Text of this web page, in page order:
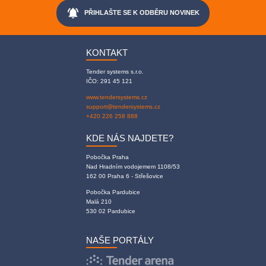
notifications_active PŘIHLAŠTE SE K ODBĚRU NOVINEK
KONTAKT
Tender systems s.r.o.
IČO: 291 45 121
www.tendersystems.cz
support@tendersystems.cz
+420 226 258 888
KDE NÁS NAJDETE?
Pobočka Praha
Nad Hradním vodojemem 1108/53
162 00 Praha 6 - Střešovice
Pobočka Pardubice
Malá 210
530 02 Pardubice
NAŠE PORTÁLY